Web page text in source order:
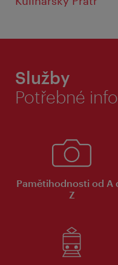
Služby
Potřebné
Pamětihodnosti od A
Z